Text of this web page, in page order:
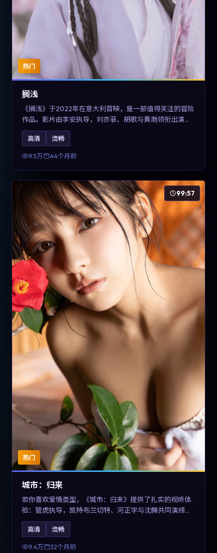
热门
搁浅
《搁浅》于2022年在意大利首映，是一部值得关注的冒险
作品。影片由李安执导，刘亦菲、胡歌与黄渤领衔出演。
剧情用喜剧外壳包裹对现实规则的温和反讽，整体完成度
高，适合希望了解意大利冒险类型创作的观众在线观看。
高清 流畅
9.5万 44个月前
热门
99:57
城市：归来
若你喜欢爱情类型，《城市：归来》提供了扎实的视听体
验：管虎执导，凯特·布兰切特、河正宇与沈腾共同演绎。
影片2023年于德国上映，内容在有限空间内完成高密度的
戏剧冲突，关键词包含高清流畅、人物关系与情节反转，
适合检索「2023爱情」「德国电影」的用户。
高清 流畅
9.4万 32个月前